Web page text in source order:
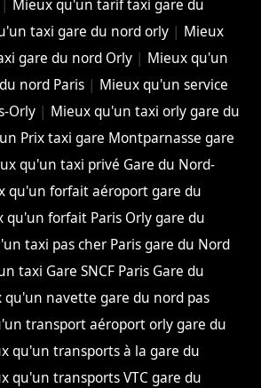
| Mieux qu'un tarif taxi gare du
taxi gare du nord orly| Mieux
gare du nord Orly | Mieux qu'un
nord Paris| Mieux qu'un service
Orly| Mieux qu'un taxi orly gare du
Prix taxi gare Montparnasse gare
qu'un taxi privé Gare du Nord-
qu'un forfait aéroport gare du
qu'un forfait Paris Orly gare du
taxi pas cher Paris gare du Nord
taxi Gare SNCF Paris Gare du
qu'un navette gare du nord pas
transport aéroport orly gare du
qu'un transports à la gare du
qu'un transports VTC gare du